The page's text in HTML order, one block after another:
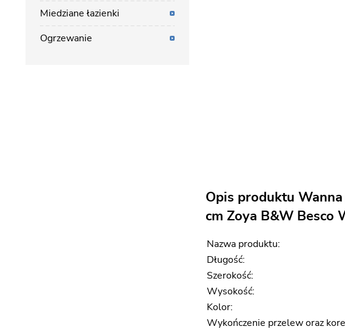
Opis produktu
cm Zoya B&W Besco
Nazwa produktu:
Długość:
Szerokość:
Wysokość:
Kolor:
Wykończenie przelew oraz
Miedziane łazienki
Ogrzewanie